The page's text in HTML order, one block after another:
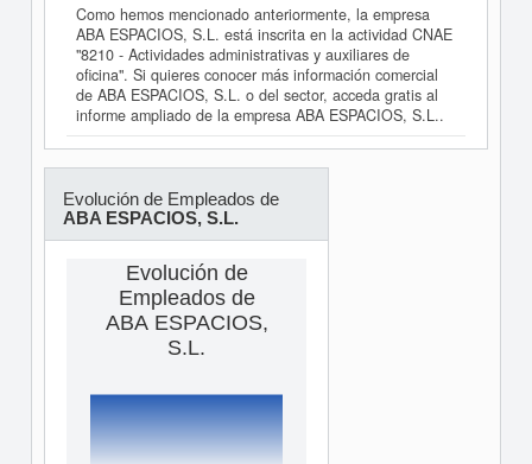
Como hemos mencionado anteriormente, la empresa
ABA ESPACIOS, S.L. está inscrita en la actividad CNAE
"8210 - Actividades administrativas y auxiliares de
oficina". Si quieres conocer más información comercial
de ABA ESPACIOS, S.L. o del sector, acceda gratis al
informe ampliado de la empresa ABA ESPACIOS, S.L..
Evolución de Empleados de
ABA ESPACIOS, S.L.
Evolución de
Empleados de
ABA ESPACIOS,
S.L.